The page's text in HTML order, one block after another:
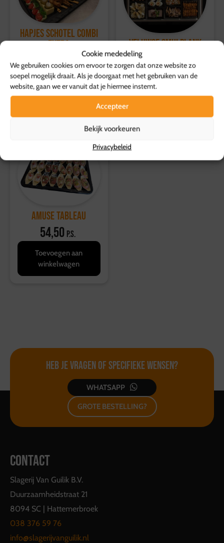
Cookie mededeling
We gebruiken cookies om ervoor te zorgen dat onze website zo
soepel mogelijk draait. Als je doorgaat met het gebruiken van de
website, gaan we er vanuit dat je hiermee instemt.
Accepteer
Bekijk voorkeuren
Privacybeleid
dagen, waarbij de volledige kosten worden vergoed.
Voor meer informatie, bezoek onze
klantenservicepagina.
Hapjes Schotel Combi
Extra
109,95p.s.
Toevoegen aan
winkelwagen
Veluwse Smulplank
84,50p.s.
Toevoegen aan
winkelwagen
Amuse Tableau
54,50 p.s.
Toevoegen aan
winkelwagen
Heb je vragen ofspecifieke wensen?
WHATSAPP
GROTE BESTELLING?
CONTACT
Slagerij Van Guilik B.V.
Duurzaamheidstraat 21
8094 SC | Hattemerbroek
038 376 59 76
info@slagerijvanguilik.nl